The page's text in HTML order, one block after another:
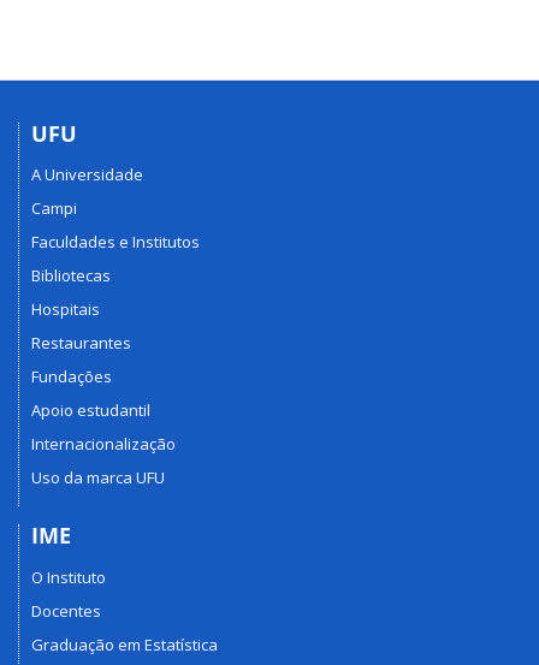
UFU
A Universidade
Campi
Faculdades e Institutos
Bibliotecas
Hospitais
Restaurantes
Fundações
Apoio estudantil
Internacionalização
Uso da marca UFU
IME
O Instituto
Docentes
Graduação em Estatística